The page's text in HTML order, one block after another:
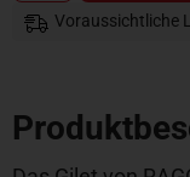
Voraussichtliche